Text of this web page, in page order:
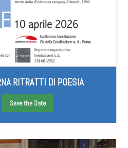
RITRATTI DI POESIA
Save the Date